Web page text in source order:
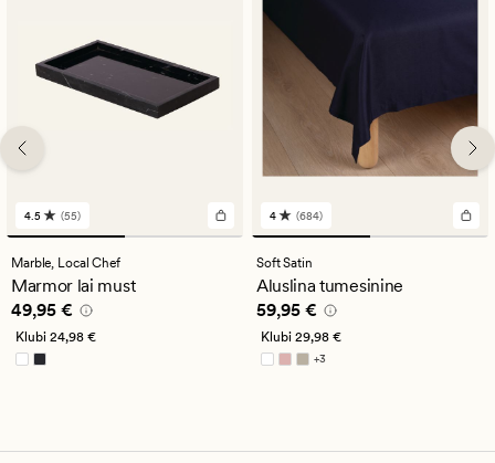
55
arvustust
keskmise
hinnanguga
4.5
4.5 (55)
Marble, Local Chef
Marmor lai must
Pris_ee 49,95 €
49,95 €
Klubi 24,98 €
684
arvustust
keskmise
hinnanguga
4
4 (684)
Soft Satin
Aluslina tumesinine
Pris_ee 59,95 €
59,95 €
Klubi 29,98 €
+3
Saadaval rohkemates värvitoonides